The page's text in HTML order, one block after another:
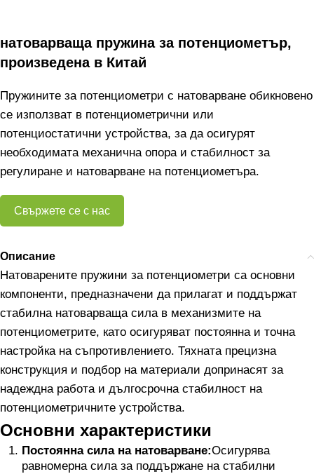
натоварваща пружина за потенциометър,
произведена в Китай
Пружините за потенциометри с натоварване обикновено
се използват в потенциометрични или
потенциостатични устройства, за да осигурят
необходимата механична опора и стабилност за
регулиране и натоварване на потенциометъра.
Свържете се с нас
Описание
Натоварените пружини за потенциометри са основни
компоненти, предназначени да прилагат и поддържат
стабилна натоварваща сила в механизмите на
потенциометрите, като осигуряват постоянна и точна
настройка на съпротивлението. Тяхната прецизна
конструкция и подбор на материали допринасят за
надеждна работа и дългосрочна стабилност на
потенциометричните устройства.
Основни характеристики
Постоянна сила на натоварване:Осигурява
равномерна сила за поддържане на стабилни